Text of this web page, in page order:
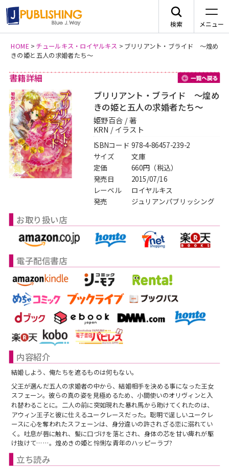
検索 メニュー
レーベルから探す
arca comics
G-Lish
スフレコミックス
ロイヤルキス＆チュールキス
ピュールコミックス
フェアリーキス
Miacomics
BLUEMOON Novels
ペタル
G-Lish LiKo
ジャンルから探す
BLノベル
TLノベル
少女コミック
ライトノベル
全作品ジャンル一覧へ
メニュー
作品一覧
会社情報一覧
採用情報
PurComics募集情報
ご感想・お問合わせ
HOME > チュールキス・ロイヤルキス > ブリリアント・ブライド 〜煌め
きの姫と五人の求婚者たち〜
書籍詳細
ブリリアント・ブライド 〜煌め
きの姫と五人の求婚者たち〜
姫野百合 / 著
KRN / イラスト
ISBNコード 978-4-86457-239-2
サイズ
文庫
定価
660円（税込）
発売日 2015/07/16
レーベル
ロイヤルキス
発売
ジュリアンパブリッシング
お取り扱い店
電子配信書店
内容紹介
結婚しよう、俺たちを遮るものは何もない。
父王が選んだ五人の求婚者の中から、結婚相手を決める事になった王女
スフェーン。彼らの真の姿を見極めるため、小間使いのオリヴィンと入
れ替わることに。二人の前に突如現れた暴れ馬から助けてくれたのは、
アウィン王子と彼に仕えるユークレースだった。聡明で逞しいユークレ
ースに心を奪われたスフェーンは、身分違いの許されざる恋に溺れてい
く。吐息が唇に触れ、髪に口づけを落とされ、身体の芯を甘い痺れが駆
け抜けて……。煌めきの姫と怜悧な青年のハッピーラブ?
立ち読み